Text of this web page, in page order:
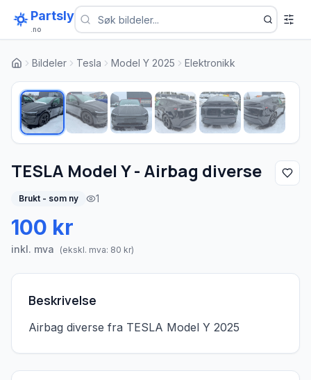
Partsly
.no
Bildeler Tesla Model Y 2025 Elektronikk
TESLA Model Y - Airbag diverse
Brukt - som ny 1
100 kr
inkl. mva (ekskl. mva: 80 kr)
Beskrivelse
Airbag diverse fra TESLA Model Y 2025